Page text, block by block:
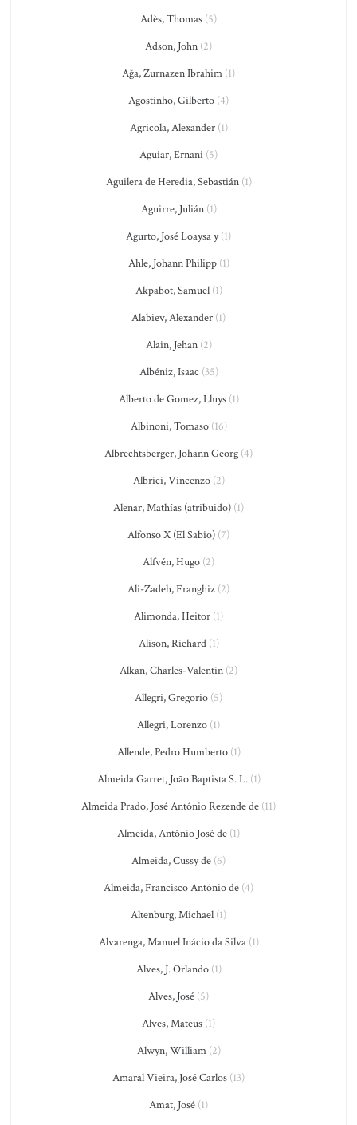
Adès, Thomas (5)
Adson, John (2)
Ağa, Zurnazen Ibrahim (1)
Agostinho, Gilberto (4)
Agricola, Alexander(1)
Aguiar, Ernani (5)
Aguilera de Heredia, Sebastián(1)
Aguirre, Julián(1)
Agurto, José Loaysa y(1)
Ahle, Johann Philipp(1)
Akpabot, Samuel(1)
Alabiev, Alexander (1)
Alain, Jehan(2)
Albéniz, Isaac (35)
Alberto de Gomez, Lluys(1)
Albinoni, Tomaso(16)
Albrechtsberger, Johann Georg (4)
Albrici, Vincenzo(2)
Aleñar, Mathías (atribuido) (1)
Alfonso X (El Sabio) (7)
Alfvén, Hugo (2)
Ali-Zadeh, Franghiz (2)
Alimonda, Heitor (1)
Alison, Richard(1)
Alkan, Charles-Valentin (2)
Allegri, Gregorio (5)
Allegri, Lorenzo (1)
Allende, Pedro Humberto(1)
Almeida Garret, João Baptista S. L.(1)
Almeida Prado, José Antônio Rezende de (11)
Almeida, Antônio José de (1)
Almeida, Cussy de (6)
Almeida, Francisco António de (4)
Altenburg, Michael (1)
Alvarenga, Manuel Inácio da Silva(1)
Alves, J. Orlando(1)
Alves, José (5)
Alves, Mateus (1)
Alwyn, William(2)
Amaral Vieira, José Carlos (13)
Amat, José (1)